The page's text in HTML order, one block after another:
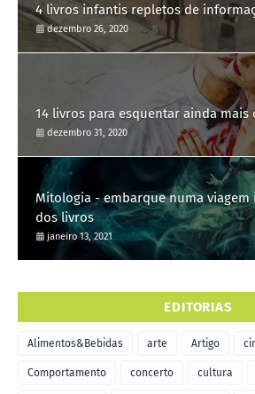
4 livros infantis repletos de
dezembro 26, 2020
14 livros para esquentar ainda mais
dezembro 31, 2020
Mitologia - embarque numa
dos livros
janeiro 13, 2021
EDITORIAS
Alimentos&Bebidas arte Artigo
Comportamento concerto cultura